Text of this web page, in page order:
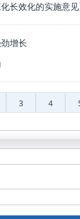
长效化的实施意见
增长
3 4